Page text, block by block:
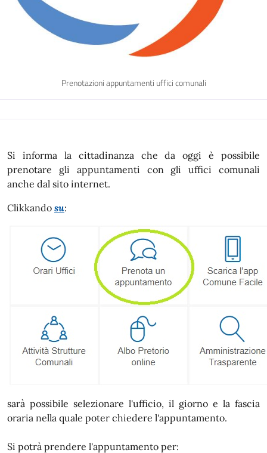
Prenotazioni appuntamenti uffici comunali
Si informa la cittadinanza che da oggi è possibile
prenotare gli appuntamenti con gli uffici comunali
anche dal sito internet.
Clikkando su:
sarà possibile selezionare l'ufficio, il giorno e la fascia
oraria nella quale poter chiedere l'appuntamento.
Si potrà prendere l'appuntamento per: